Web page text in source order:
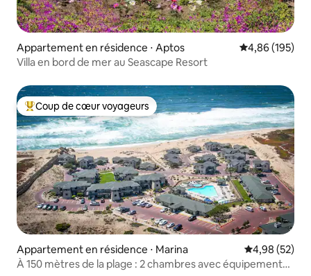
Appartement en résidence ⋅ Aptos Évaluation
4,86 (195)
Villa en bord de mer au Seascape Resort
Coups de cœur voyageurs les plus appréciés
Coup de cœur voyageurs
Appartement en résidence ⋅ Marina Évaluation
4,98 (52)
À 150 mètres de la plage : 2 chambres avec équipements